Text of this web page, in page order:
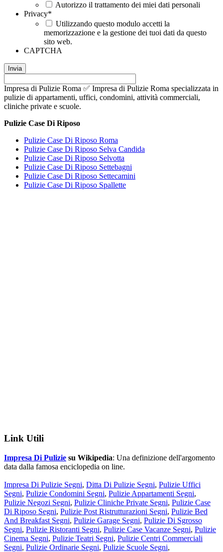
Autorizzo il trattamento dei miei dati personali
Privacy*
Utilizzando questo modulo accetti la
memorizzazione e la gestione dei tuoi dati da questo
sito web.
CAPTCHA
Impresa di Pulizie Roma ✅ Impresa di Pulizie Roma specializzata in
pulizie di appartamenti, uffici, condomini, attività commerciali,
cliniche private e scuole.
Pulizie Case Di Riposo
Pulizie Case Di Riposo Roma
Pulizie Case Di Riposo Selva Candida
Pulizie Case Di Riposo Selvotta
Pulizie Case Di Riposo Settebagni
Pulizie Case Di Riposo Settecamini
Pulizie Case Di Riposo Spallette
Link Utili
Impresa Di Pulizie su Wikipedia: Una definizione dell'argomento
data dalla famosa enciclopedia on line.
Impresa Di Pulizie Segni, Ditta Di Pulizie Segni, Pulizie Uffici
Segni, Pulizie Condomini Segni, Pulizie Appartamenti Segni,
Pulizie Negozi Segni, Pulizie Cliniche Private Segni, Pulizie Case
Di Riposo Segni, Pulizie Post Ristrutturazioni Segni, Pulizie Bed
And Breakfast Segni, Pulizie Garage Segni, Pulizie Di Sgrosso
Segni, Pulizie Ristoranti Segni, Pulizie Case Vacanze Segni, Pulizie
Cinema Segni, Pulizie Teatri Segni, Pulizie Centri Commerciali
Segni, Pulizie Ordinarie Segni, Pulizie Scuole Segni,